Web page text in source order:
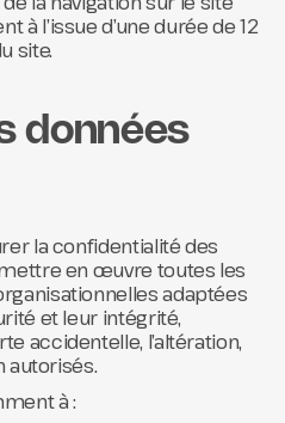
l’issue d’une durée de 12
site.
données
la confidentialité des
en œuvre toutes les
adaptées
et leur intégrité,
accidentelle, l’altération,
autorisés.
à :